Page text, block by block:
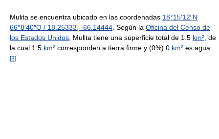
Mulita se encuentra ubicado en las coordenadas 18°15′12″N
66°8′40″O / 18.25333 -66.14444 . Según la Oficina del Censo de
los Estados Unidos , Mulita tiene una superficie total de 1.5 km² , de
la cual 1.5 km² corresponden a tierra firme y (0%) 0 km² es agua.
[3]